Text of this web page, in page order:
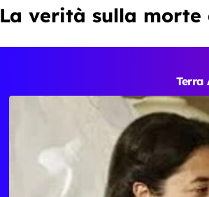
La verità sulla morte
Terra